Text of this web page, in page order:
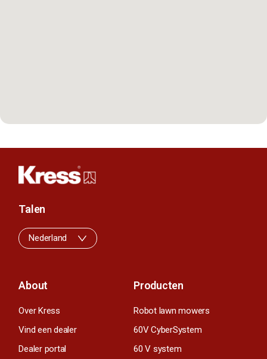
About
Over Kress
Vind een dealer
Dealer portal
Producten
Robot lawn mowers
60V CyberSystem
60 V system
Talen
Nederland